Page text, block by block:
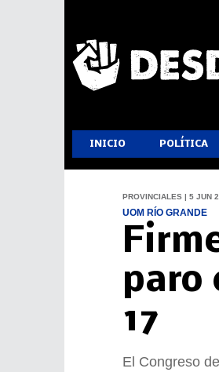
INICIO POLÍTICA
PROVINCIALES | 5 JUN
UOM RÍO GRANDE
paro
17
El Congreso